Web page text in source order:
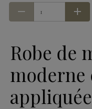
Robe de
moderne